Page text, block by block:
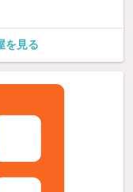
を見る